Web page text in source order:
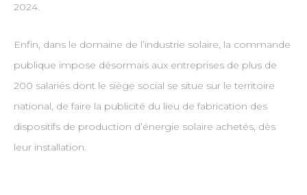
2024.
Enfin, dans le domaine de l’industrie solaire, la commande
publique impose désormais aux entreprises de plus de
200 salariés dont le siège social se situe sur le territoire
national, de faire la publicité du lieu de fabrication des
dispositifs de production d’énergie solaire achetés, dès
leur installation.